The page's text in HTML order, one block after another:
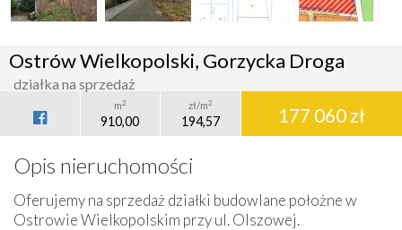
Ostrów Wielkopolski, Gorzycka Droga
działka na sprzedaż
m2
910,00
zł/m2
194,57 177 060 zł
Opis nieruchomości
Oferujemy na sprzedaż działki budowlane położne w
Ostrowie Wielkopolskim przy ul. Olszowej.